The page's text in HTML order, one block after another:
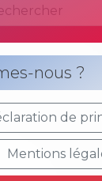
nous ?
de
Mentions